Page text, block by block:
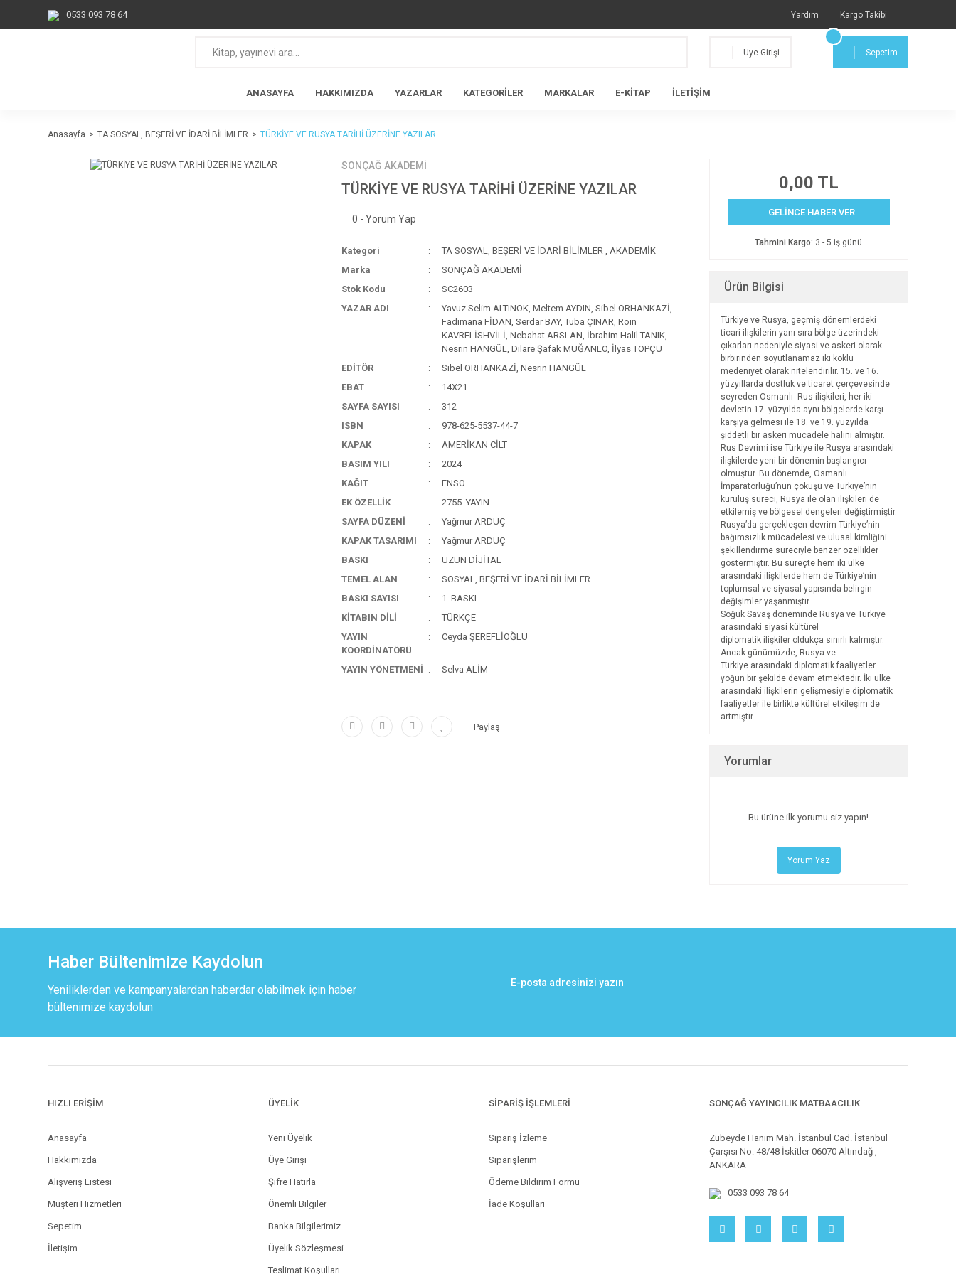
0533 093 78 64 Yardım Kargo Takibi
Üye Girişi Sepetim
ANASAYFA HAKKIMIZDA YAZARLAR KATEGORİLER MARKALAR E-KİTAP İLETİŞİM
Anasayfa TA SOSYAL, BEŞERİ VE İDARİ BİLİMLER TÜRKİYE VE RUSYA TARİHİ ÜZERİNE YAZILAR
SONÇAĞ AKADEMİ
TÜRKİYE VE RUSYA TARİHİ ÜZERİNE YAZILAR
0 - Yorum Yap
Kategori TA SOSYAL, BEŞERİ VE İDARİ BİLİMLER , AKADEMİK
Marka
SONÇAĞ AKADEMİ
Stok Kodu
SC2603
YAZAR ADI
Yavuz Selim ALTINOK, Meltem AYDIN, Sibel ORHANKAZİ,
Fadimana FİDAN, Serdar BAY, Tuba ÇINAR, Roin
KAVRELİSHVİLİ, Nebahat ARSLAN, İbrahim Halil TANIK,
Nesrin HANGÜL, Dilare Şafak MUĞANLO, İlyas TOPÇU
EDİTÖR
Sibel ORHANKAZİ, Nesrin HANGÜL
EBAT
14X21
SAYFA SAYISI
312
ISBN
978-625-5537-44-7
KAPAK
AMERİKAN CİLT
BASIM YILI
2024
KAĞIT
ENSO
EK ÖZELLİK
2755. YAYIN
SAYFA DÜZENİ
Yağmur ARDUÇ
KAPAK TASARIMI
Yağmur ARDUÇ
BASKI
UZUN DİJİTAL
TEMEL ALAN
SOSYAL, BEŞERİ VE İDARİ BİLİMLER
BASKI SAYISI
1. BASKI
KİTABIN DİLİ
TÜRKÇE
YAYIN
KOORDİNATÖRÜ
Ceyda ŞEREFLİOĞLU
YAYIN YÖNETMENİ Selva ALİM
Paylaş
0,00 TL
GELİNCE HABER VER
Tahmini Kargo: 3 - 5 iş günü
Ürün Bilgisi
Türkiye ve Rusya, geçmiş dönemlerdeki
ticari ilişkilerin yanı sıra bölge üzerindeki
çıkarları nedeniyle siyasi ve askeri olarak
birbirinden soyutlanamaz iki köklü
medeniyet olarak nitelendirilir. 15. ve 16.
yüzyıllarda dostluk ve ticaret çerçevesinde
seyreden Osmanlı- Rus ilişkileri, her iki
devletin 17. yüzyılda aynı bölgelerde karşı
karşıya gelmesi ile 18. ve 19. yüzyılda
şiddetli bir askeri mücadele halini almıştır.
Rus Devrimi ise Türkiye ile Rusya arasındaki
ilişkilerde yeni bir dönemin başlangıcı
olmuştur. Bu dönemde, Osmanlı
İmparatorluğu’nun çöküşü ve Türkiye’nin
kuruluş süreci, Rusya ile olan ilişkileri de
etkilemiş ve bölgesel dengeleri değiştirmiştir.
Rusya’da gerçekleşen devrim Türkiye’nin
bağımsızlık mücadelesi ve ulusal kimliğini
şekillendirme süreciyle benzer özellikler
göstermiştir. Bu süreçte hem iki ülke
arasındaki ilişkilerde hem de Türkiye’nin
toplumsal ve siyasal yapısında belirgin
değişimler yaşanmıştır.
Soğuk Savaş döneminde Rusya ve Türkiye
arasındaki siyasi kültürel
diplomatik ilişkiler oldukça sınırlı kalmıştır.
Ancak günümüzde, Rusya ve
Türkiye arasındaki diplomatik faaliyetler
yoğun bir şekilde devam etmektedir. İki ülke
arasındaki ilişkilerin gelişmesiyle diplomatik
faaliyetler ile birlikte kültürel etkileşim de
artmıştır.
Yorumlar
Bu ürüne ilk yorumu siz yapın!
Yorum Yaz
Haber Bültenimize Kaydolun
Yeniliklerden ve kampanyalardan haberdar olabilmek için haber
bültenimize kaydolun
HIZLI ERİŞİM
Anasayfa
Hakkımızda
Alışveriş Listesi
Müşteri Hizmetleri
Sepetim
İletişim
ÜYELİK
Yeni Üyelik
Üye Girişi
Şifre Hatırla
Önemli Bilgiler
Banka Bilgilerimiz
Üyelik Sözleşmesi
Teslimat Koşulları
SİPARİŞ İŞLEMLERİ
Sipariş İzleme
Siparişlerim
Ödeme Bildirim Formu
İade Koşulları
SONÇAĞ YAYINCILIK MATBAACILIK
Zübeyde Hanım Mah. İstanbul Cad. İstanbul
Çarşısı No: 48/48 İskitler 06070 Altındağ ,
ANKARA
0533 093 78 64